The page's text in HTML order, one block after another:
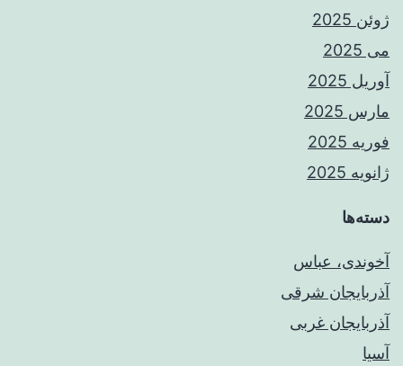
ژوئن 2025
می 2025
آوریل 2025
مارس 2025
فوریه 2025
ژانویه 2025
دسته‌ها
آخوندی، عباس
آذربایجان شرقی
آذربایجان غربی
آسیا